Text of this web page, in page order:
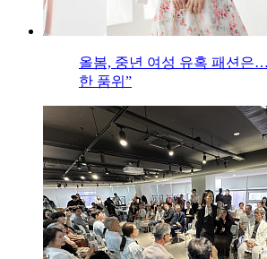
올봄, 중년 여성 유혹 패션은
한 품위”